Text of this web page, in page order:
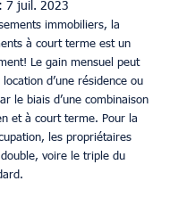
7 juil. 2023
immobiliers, la
à court terme est un
Le gain mensuel peut
d’une résidence ou
le biais d’une combinaison
et à court terme. Pour la
les propriétaires
voire le triple du